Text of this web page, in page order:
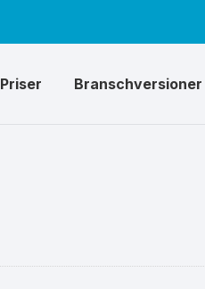
Priser Branschversioner